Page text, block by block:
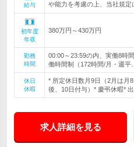
給与
や能力を考慮の上、当社規
初年度
年収
380万円～430万円
勤務
時間
00:00～23:59の内、実働8時
働時間制（172時間/月・週平…
休日
休暇
* 所定休日数月9日（2月は月
後、10日付与）* 慶弔休暇*
求人詳細を見る